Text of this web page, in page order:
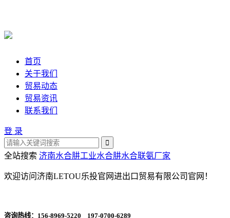
首页
关于我们
贸易动态
贸易资讯
联系我们
登 录
全站搜索 济南水合肼工业水合肼水合联氨厂家
欢迎访问济南LETOU乐投官网进出口贸易有限公司官网！
咨询热线： 156-8969-5220 197-0700-6289